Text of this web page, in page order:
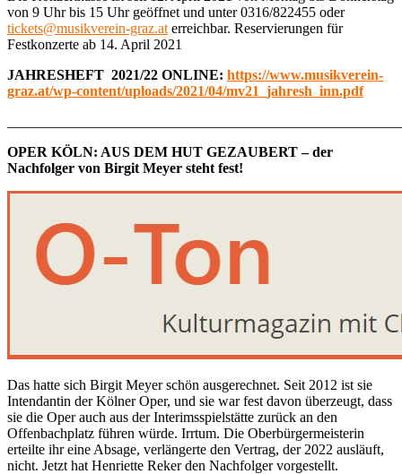
von 9 Uhr bis 15 Uhr geöffnet und unter 0316/822455 oder
tickets@musikverein-graz.at erreichbar. Reservierungen für
Festkonzerte ab 14. April 2021
JAHRESHEFT 2021/22 ONLINE: https://www.musikverein-
graz.at/wp-content/uploads/2021/04/mv21_jahresh_inn.pdf
OPER KÖLN: AUS DEM HUT GEZAUBERT – der
Nachfolger von Birgit Meyer steht fest!
Das hatte sich Birgit Meyer schön ausgerechnet. Seit 2012 ist sie
Intendantin der Kölner Oper, und sie war fest davon überzeugt, dass
sie die Oper auch aus der Interimsspielstätte zurück an den
Offenbachplatz führen würde. Irrtum. Die Oberbürgermeisterin
erteilte ihr eine Absage, verlängerte den Vertrag, der 2022 ausläuft,
nicht. Jetzt hat Henriette Reker den Nachfolger vorgestellt.